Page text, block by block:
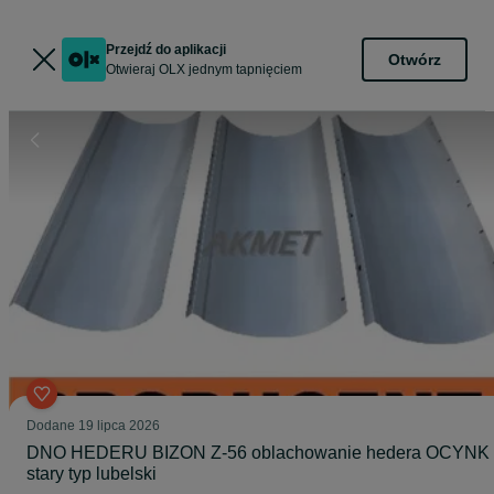
Przejdź do aplikacji
Otwieraj OLX jednym tapnięciem
Otwórz
Dodane 19 lipca 2026
DNO HEDERU BIZON Z-56 oblachowanie hedera OCYNK
stary typ lubelski